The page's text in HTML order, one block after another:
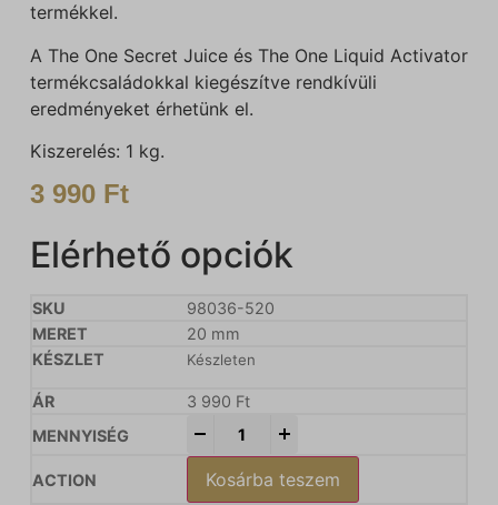
termékkel.
A The One Secret Juice és The One Liquid Activator
termékcsaládokkal kiegészítve rendkívüli
eredményeket érhetünk el.
Kiszerelés: 1 kg.
3 990 Ft
Elérhető opciók
98036-520
20 mm
Készleten
3 990 Ft
Kosárba teszem